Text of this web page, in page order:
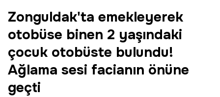
Zonguldak'ta emekleyerek
otobüse binen 2 yaşındaki
çocuk otobüste bulundu!
Ağlama sesi facianın önüne
geçti